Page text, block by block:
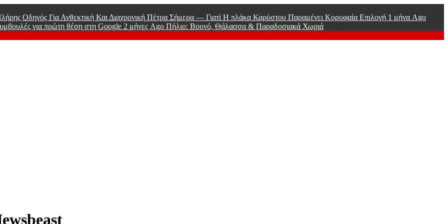
Οδηγός Για Ανθεκτική Και Διαχρονική Πέτρα Σήμερα — Γιατί Η πλάκα Καρύστου Παραμένει Κορυφαία Επιλογή 1 μήνα Ago
για πρώτη θέση στη Google 2 μήνες Ago Πήλιο: Βουνό, Θάλασσα & Παραδοσιακά Χωριά